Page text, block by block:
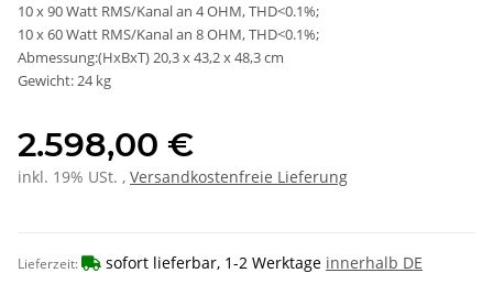
10 x 90 Watt RMS/Kanal an 4 OHM, THD<0.1%;
10 x 60 Watt RMS/Kanal an 8 OHM, THD<0.1%;
Abmessung:(HxBxT) 20,3 x 43,2 x 48,3 cm
Gewicht: 24 kg
2.598,00 €
inkl. 19% USt. , Versandkostenfreie Lieferung
Lieferzeit: sofort lieferbar, 1-2 Werktage innerhalb DE